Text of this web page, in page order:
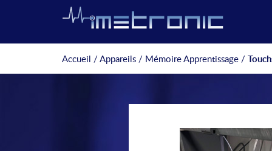
Accueil /Appareils / Mémoire Apprentissage /